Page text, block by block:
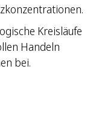
Kreisläufe
Handeln
bei.